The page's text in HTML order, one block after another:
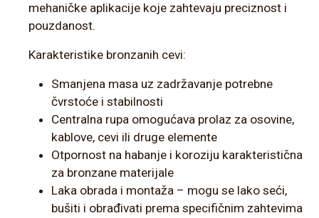
mehaničke aplikacije koje zahtevaju preciznost i
pouzdanost.
Karakteristike bronzanih cevi:
Smanjena masa uz zadržavanje potrebne
čvrstoće i stabilnosti
Centralna rupa omogućava prolaz za osovine,
kablove, cevi ili druge elemente
Otpornost na habanje i koroziju karakteristična
za bronzane materijale
Laka obrada i montaža – mogu se lako seći,
bušiti i obrađivati prema specifičnim zahtevima